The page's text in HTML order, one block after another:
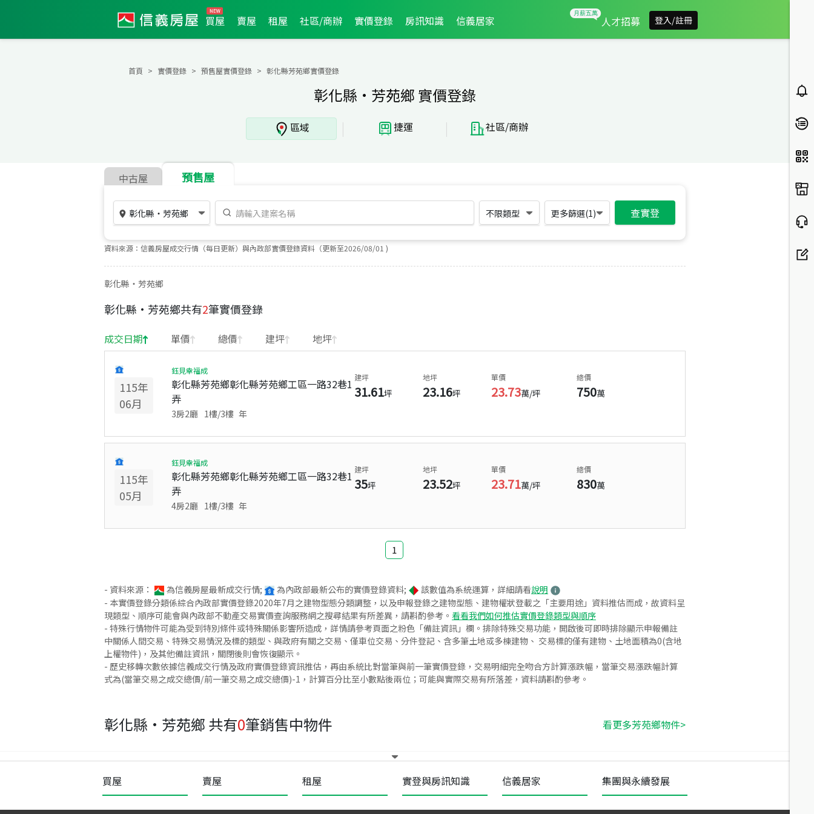
買屋 賣屋 租屋 社區/商辦 實價登錄 房訊知識 信義居家 人才招募 登入/註冊
首頁 實價登錄 預售屋實價登錄 彰化縣芳苑鄉實價登錄
彰化縣·芳苑鄉 實價登錄
區域 | 捷運 | 社區/商辦
中古屋 預售屋
彰化縣 ・ 芳苑鄉 不限類型 更多篩選(1) 查實登
資料來源：信義房屋成交行情（每日更新）與內政部實價登錄資料（更新至2026/08/01 )
彰化縣・芳苑鄉
彰化縣 · 芳苑鄉共有2筆實價登錄
成交日期 單價 總價 建坪 地坪
115年
06月
鈺見幸福成
彰化縣芳苑鄉彰化縣芳苑鄉工區一路32巷1
弄
3房2廳 1樓/3樓 年
建坪
31.61坪
地坪
23.16坪
單價
23.73萬/坪
總價
750萬
115年
05月
鈺見幸福成
彰化縣芳苑鄉彰化縣芳苑鄉工區一路32巷1
弄
4房2廳 1樓/3樓 年
建坪
35坪
地坪
23.52坪
單價
23.71萬/坪
總價
830萬
1
- 資料來源： 為信義房屋最新成交行情; 為內政部最新公布的實價登錄資料; 該數值為系統運算，詳細請看說明
- 本實價登錄分類係綜合內政部實價登錄2020年7月之建物型態分類調整，以及申報登錄之建物型態、建物權狀登載之「主要用途」資料推估而成，故資料呈
現類型、順序可能會與內政部不動產交易實價查詢服務網之搜尋結果有所差異，請斟酌參考。 看看我們如何推估實價登錄類型與順序
- 特殊行情物件可能為受到特別條件或特殊關係影響所造成，詳情請參考頁面之粉色「備註資訊」欄。排除特殊交易功能，開啟後可即時排除顯示申報備註
中關係人間交易、特殊交易情況及標的類型、與政府有關之交易、僅車位交易、分件登記、含多筆土地或多棟建物、 交易標的僅有建物、土地面積為0(含地
上權物件)，及其他備註資訊，關閉後則會恢復顯示。
- 歷史移轉次數依據信義成交行情及政府實價登錄資訊推估，再由系統比對當筆與前一筆實價登錄，交易明細完全吻合方計算漲跌幅，當筆交易漲跌幅計算
式為(當筆交易之成交總價/前一筆交易之成交總價)-1，計算百分比至小數點後兩位；可能與實際交易有所落差，資料請斟酌參考。
彰化縣·芳苑鄉 共有0筆銷售中物件 看更多芳苑鄉物件>
買屋 賣屋 租屋 實登與房訊知識 信義居家 集團與永續發展